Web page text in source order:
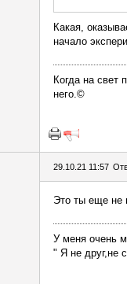
Какая,
начало
Когда на свет
него.©
29.10.21 11:57
Это ты еще не
У меня очень
" Я не друг,не